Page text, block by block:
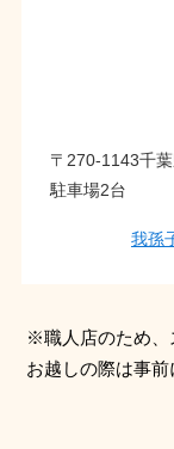
〒270-1143千
駐車場2台
我孫
※職人店のため、
お越しの際は事